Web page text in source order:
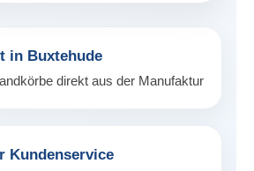
in Buxtehude
direkt aus der Manufaktur
Kundenservice